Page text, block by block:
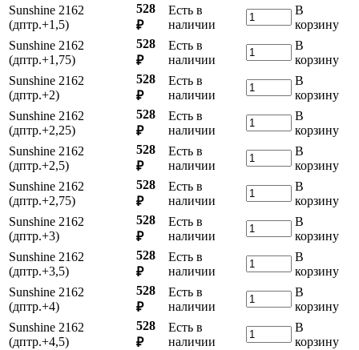
Sunshine 2162
(дптр.+1,5)
528
₽
Есть в
наличии
В
корзину
Sunshine 2162
(дптр.+1,75)
528
₽
Есть в
наличии
В
корзину
Sunshine 2162
(дптр.+2)
528
₽
Есть в
наличии
В
корзину
Sunshine 2162
(дптр.+2,25)
528
₽
Есть в
наличии
В
корзину
Sunshine 2162
(дптр.+2,5)
528
₽
Есть в
наличии
В
корзину
Sunshine 2162
(дптр.+2,75)
528
₽
Есть в
наличии
В
корзину
Sunshine 2162
(дптр.+3)
528
₽
Есть в
наличии
В
корзину
Sunshine 2162
(дптр.+3,5)
528
₽
Есть в
наличии
В
корзину
Sunshine 2162
(дптр.+4)
528
₽
Есть в
наличии
В
корзину
Sunshine 2162
(дптр.+4,5)
528
₽
Есть в
наличии
В
корзину